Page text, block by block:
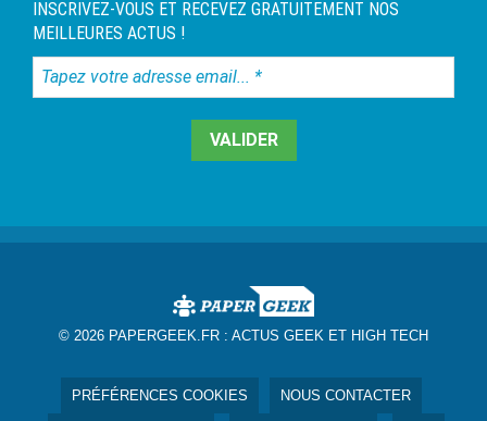
INSCRIVEZ-VOUS ET RECEVEZ GRATUITEMENT NOS
MEILLEURES ACTUS !
Tapez
votre
© 2026 PAPERGEEK.FR : ACTUS GEEK ET HIGH TECH
PRÉFÉRENCES COOKIES NOUS CONTACTER